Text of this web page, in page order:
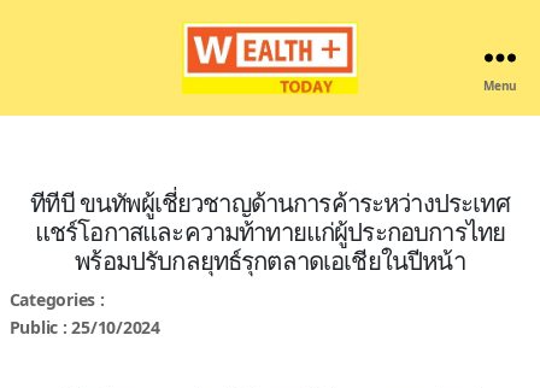
Menu
ทีทีบี ขนทัพผู้เชี่ยวชาญด้านการค้าระหว่างประเทศ
แชร์โอกาสและความท้าทายแก่ผู้ประกอบการไทย
พร้อมปรับกลยุทธ์รุกตลาดเอเชียในปีหน้า
Categories :
Public : 25/10/2024